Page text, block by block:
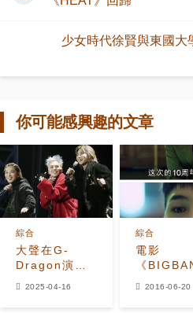
少女時代徐賢與東國大
你可能感興趣的文章
大聲在G-
Dragon演唱
綜合
2025-04-16
電影
《
綜合
2016-06-20